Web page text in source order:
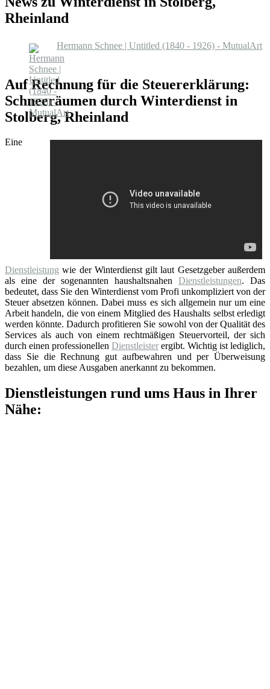
Rheinland
Hermann Schnee | Untitled (1840 - 1926) - MutualArt
Auf Rechnung für die Steuererklärung:
Schneeräumen durch Winterdienst in
Stolberg, Rheinland
Eine
Dienstleistung wie der Winterdienst gilt laut Gesetzgeber außerdem
als eine der sogenannten haushaltsnahen Dienstleistungen. Das
bedeutet, dass Sie den Winterdienst vom Profi unkompliziert von der
Steuer absetzen können. Dabei muss es sich allgemein nur um eine
Arbeit handeln, die von einem Mitglied des Haushalts selbst erledigt
werden könnte. Dadurch profitieren Sie sowohl von der Qualität des
Services als auch von einem rechtmäßigen Steuervorteil, der sich
durch einen professionellen Dienstleister ergibt. Wichtig ist lediglich,
dass Sie die Rechnung gut aufbewahren und per Überweisung
bezahlen, um diese Ausgaben anerkannt zu bekommen.
Dienstleistungen rund ums Haus in Ihrer
Nähe: